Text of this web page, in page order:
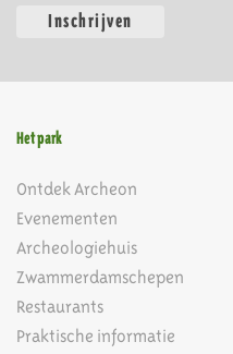
Inschrijven
Het park
Ontdek Archeon
Evenementen
Archeologiehuis
Zwammerdamschepen
Restaurants
Praktische informatie